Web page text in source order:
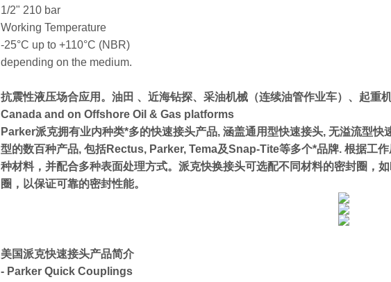
1/2" 210 bar
Working Temperature
-25°C up to +110°C (NBR)
depending on the medium.
抗震性液压场合应用。油田 、近海钻探、采油机械（连续油管作业车）、起重
Canada and on Offshore Oil & Gas platforms
Parker派克拥有业内种类*多的快速接头产品, 涵盖通用型快速接头, 无溢流型
型的数百种产品, 包括Rectus, Parker, Tema及Snap-Tite等多个*品牌. 根据工
种材料，并配合多种表面处理方式。派克快换接头可选配不同材料的密封圈，
圈，以保证可靠的密封性能。
美国派克快速接头产品简介
- Parker Quick Couplings